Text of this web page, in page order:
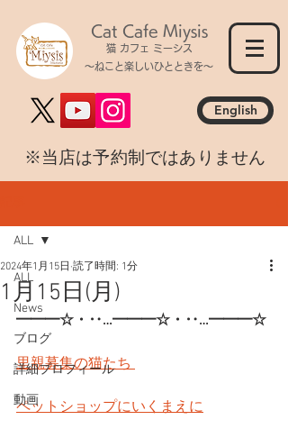
Cat Cafe Miysis
猫 カフェ ミーシス
～ねこと楽しいひとときを～
English
​※当店は予約制ではありません
ALL
News
ブログ
詳細プロフィール
動画
ALL
1月15日(月)
2024年1月15日 読了時間: 1分
━━━☆・‥…━━━☆・‥…━━━☆
里親募集の猫たち
ペットショップにいくまえに